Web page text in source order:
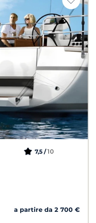
7,5 /10
a partire da 2 700 €